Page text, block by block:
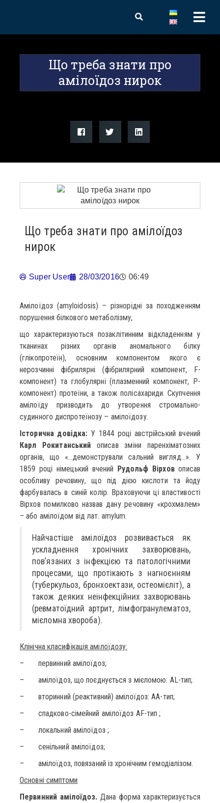
Що треба знати про
амілоїдоз нирок
Що треба знати про амілоїдоз
нирок
Super User 28/03/2016 06:49
Амілоїдоз (amyloidosis) – різнорідні за походженням
порушення білкового метаболізму,
що характеризуються позаклітинним відкладенням у
тканинах різних органів аномального білку
(глікопротеїн), основним компонентом якого є
нерозчинні фібрилярні (фібрилярний компонент, F-
компонент) та глобулярні (плазменний компонент, P-
компонент) протеїни, а також полісахариди. Скупчення
амілоїду призводить до утворення cтромально-
судинного диспротеїнозу – амілоїдозу.
Історична довідка: У 1844 році австрійський вчений
Карл Рокитанський описав зміни паренхіматозних
органів, що «…демонстрували сальний вигляд…». У
1859 році німецький вчений Рудольф Вірховописав
особливу речовину, що під дією кислоти та йоду
фарбувалась в синій колір. Враховуючи ці властивості
Вірхов помилково назвав дану речовину «крохмалем»
– або амілоїдом від лат. amylum.
Найчастіше амілоїдоз розвивається як
ускладнення хронічних захворювань,
пов’язаних з інфекцією та патологічними
процесами, що протікають з нагноєнням
(туберкульоз, бронхоектази, остеомієліт), а
також деяких неінфекційних захворювань
(ревматоїдний артрит, лімфогранулематоз,
мієломна хвороба).
Клінічна класифікація амілоїдозу:
– первинний амілоїдоз;
– амілоїдоз, що поєднується з мієломою: AL-тип;
– вторинний (реактивний) амілоїдоз: АА-тип;
– спадково-сімейний амілоїдоз AF-тип ;
– локальний амілоїдоз ;
– сенільний амілоїдоз;
– амілоїдоз, повязаний із хронічним гемодіалізом.
Основні симптоми
Первинний амілоїдоз. Дана форма характеризується